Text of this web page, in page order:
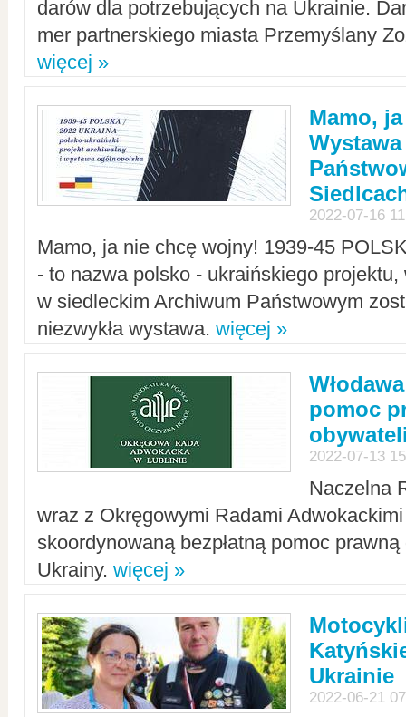
darów dla potrzebujących na Ukrainie.
mer partnerskiego miasta Przemyślany
więcej »
Mamo,
2022-07-16
Mamo, ja nie chcę wojny! 1939-45
- to nazwa polsko - ukraińskiego
w siedleckim Archiwum Państwowym
niezwykła wystawa. więcej »
pomoc
2022-07-13
Naczelna
wraz z Okręgowymi Radami Adwokackimi
skoordynowaną bezpłatną pomoc
Ukrainy. więcej »
Ukrainie
2022-06-21